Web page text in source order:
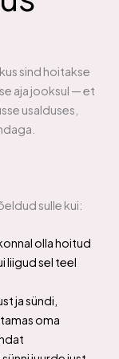
sind hoitakse
aja jooksul — et
usalduses,
sulle kui:
olla hoitud
liigud sel teel
ja sündi,
oma